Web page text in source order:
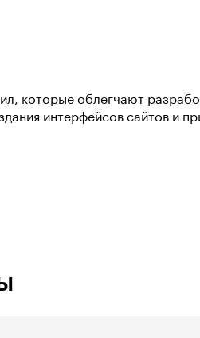
которые облегчают
интерфейсов сайтов и